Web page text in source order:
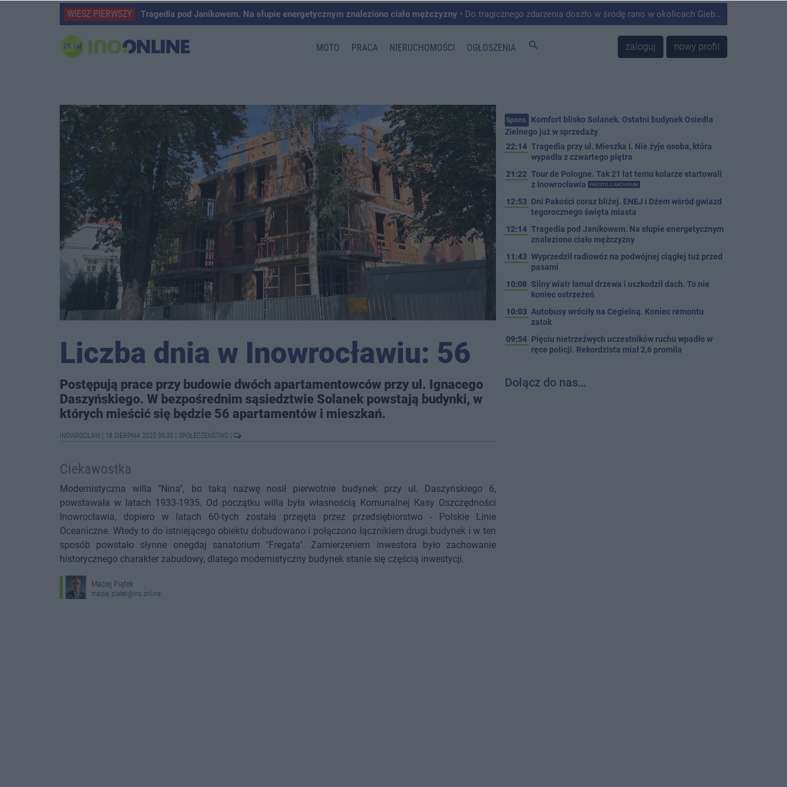
WIESZ PIERWSZY Tragedia pod Janikowem. Na słupie energetycznym znaleziono ciało mężczyzny • Do tragicznego zdarzenia doszło w środę rano w okolicach Giebni koło Janikowa. Wówczas na słupie energetycznym odnaleziono ciało mężczyzny.
MOTO PRACA NIERUCHOMOŚCI OGŁOSZENIA search zaloguj nowy profil
Liczba dnia w Inowrocławiu: 56
Postępują prace przy budowie dwóch apartamentowców przy ul. Ignacego
Daszyńskiego. W bezpośrednim sąsiedztwie Solanek powstają budynki, w
których mieścić się będzie 56 apartamentów i mieszkań.
INOWROCŁAW 18 SIERPNIA 2025 06:30 SPOŁECZEŃSTWO
Ciekawostka
Modernistyczna willa "Nina", bo taką nazwę nosił pierwotnie budynek przy ul. Daszyńskiego 6,
powstawała w latach 1933-1935. Od początku willa była własnością Komunalnej Kasy Oszczędności
Inowrocławia, dopiero w latach 60-tych została przejęta przez przedsiębiorstwo - Polskie Linie
Oceaniczne. Wtedy to do istniejącego obiektu dobudowano i połączono łącznikiem drugi budynek i w ten
sposób powstało słynne onegdaj sanatorium "Fregata". Zamierzeniem inwestora było zachowanie
historycznego charakter zabudowy, dlatego modernistyczny budynek stanie się częścią inwestycji.
Maciej Piątek
maciej.piatek@ino.online
Spons. Komfort blisko Solanek. Ostatni budynek Osiedla
Zielnego już w sprzedaży
22:14 Tragedia przy ul. Mieszka I. Nie żyje osoba, która
wypadła z czwartego piętra
21:22 Tour de Pologne. Tak 21 lat temu kolarze startowali
z Inowrocławia
PROSTO Z ARCHIWUM
12:53 Dni Pakości coraz bliżej. ENEJ i Dżem wśród gwiazd
tegorocznego święta miasta
12:14 Tragedia pod Janikowem. Na słupie energetycznym
znaleziono ciało mężczyzny
11:43 Wyprzedził radiowóz na podwójnej ciągłej tuż przed
pasami
10:08 Silny wiatr łamał drzewa i uszkodził dach. To nie
koniec ostrzeżeń
10:03 Autobusy wróciły na Cegielną. Koniec remontu
zatok
09:54 Pięciu nietrzeźwych uczestników ruchu wpadło w
ręce policji. Rekordzista miał 2,6 promila
Dołącz do nas…